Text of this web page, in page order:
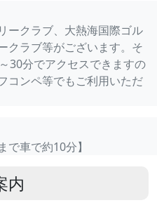
ークラブ、大熱海国際ゴル
クラブ等がございます。そ
30分でアクセスできますの
コンペ等でもご利用いただ
で車で約10分】
内